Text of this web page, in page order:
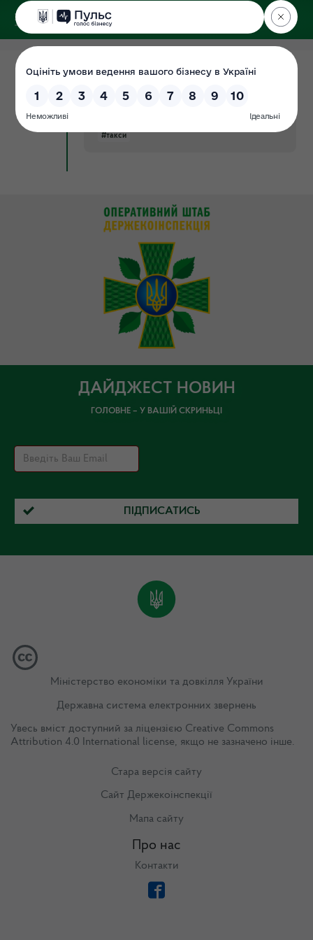
ДЕРЖЕКОІНСПЕКЦІЯ
у Хмельницькій області
17.08.2022
Документ
#біоресурси #викидів #водні
#збитків
#ресурси
#такси
ДАЙДЖЕСТ НОВИН
ГОЛОВНЕ – У ВАШІЙ СКРИНЬЦІ
ПІДПИСАТИСЬ
Міністерство економіки та довкілля України
Державна система електронних звернень
Увесь вміст доступний за ліцензією Creative Commons
Attribution 4.0 International license, якщо не зазначено інше.
Стара версія сайту
Сайт Держекоінспекції
Мапа сайту
Про нас
Контакти